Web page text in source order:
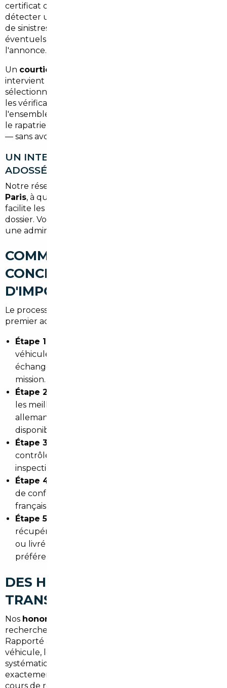
certificat de conformité européen), difficulté à
détecter un kilométrage trafiqué ou un historique
de sinistres dissimulé. Sans compter les allers-retours
éventuels si le véhicule ne correspond pas à
l'annonce.
Un courtier automobile spécialisé en import
intervient comme votre représentant sur place. Il
sélectionne les véhicules selon vos critères, effectue
les vérifications d'usage, négocie le prix, gère
l'ensemble des formalités administratives et organise
le rapatriement du véhicule. Vous recevez la voiture
— sans avoir à bouger de Dugny.
UN INTERMÉDIAIRE DE CONFIANCE
ADOSSÉ À UNE AGENCE PARISIENNE
Notre réseau s'appuie sur une
Paris, à quelques minutes de Dugny. Cette proximité
facilite les échanges, les rendez-vous et le suivi de
dossier. Vous n'êtes jamais livré à vous-même face à
une administration ou un vendeur étranger.
COMMENT SE DÉROULE
CONCRÈTEMENT UNE MISSION
D'IMPORT ?
Le process est pensé pour être fluide, même pour un
premier achat à l'international :
Étape 1 — Définition du projet :
véhicule, motorisation, usage quotidien. Un
échange de 30 minutes suffit pour cadrer la
mission.
Étape 2 — Sourcing européen :
les meilleures opportunités sur les marchés
allemand, belge, néerlandais ou espagnol selon la
disponibilité.
Étape 3 — Vérifications et négociation :
contrôle technique, historique du véhicule,
inspection physique par un expert local.
Étape 4 — Formalités administratives :
de conformité, quitus fiscal, immatriculation
française — tout est pris en charge.
Étape 5 — Livraison :
récupéré directement à notre
ou livré à votre domicile à Dugny, selon votre
préférence et l'option choisie.
DES HONORAIRES
TRANSPARENTS DÈS 1 500 €
Nos honoraires démarrent à 1 500 €
recherche, vérification, négociation, formalités.
Rapporté aux économies réalisées sur l'achat du
véhicule, le bilan financier est presque
systématiquement positif. Et surtout, vous savez
exactement ce que vous payez — sans surprise en
cours de route.